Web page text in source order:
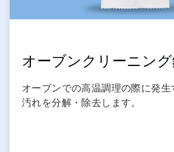
オーブンクリーニング
オーブンでの高温調理の際に発
汚れを分解・除去します。